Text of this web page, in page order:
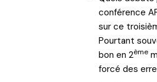
conférence
sur ce
Pourtant
bon en 2ème
forcé des